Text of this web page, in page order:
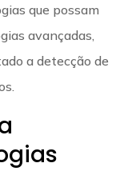
que possam
avançadas,
a detecção de